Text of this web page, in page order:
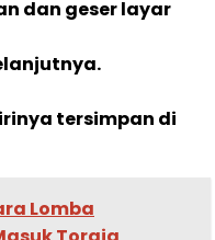
dan geser layar
tersimpan di
Lomba